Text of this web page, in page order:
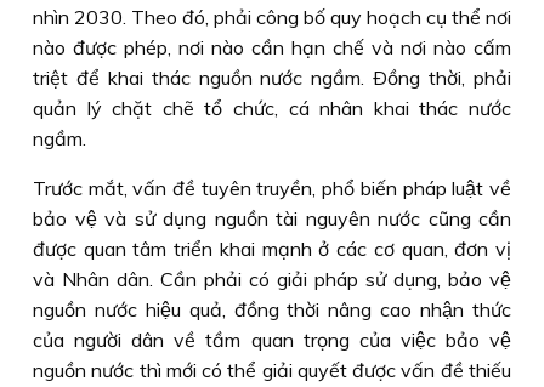
nhìn 2030. Theo đó, phải công bố quy hoạch cụ thể nơi
nào được phép, nơi nào cần hạn chế và nơi nào cấm
triệt để khai thác nguồn nước ngầm. Ðồng thời, phải
quản lý chặt chẽ tổ chức, cá nhân khai thác nước
ngầm.
Trước mắt, vấn đề tuyên truyền, phổ biến pháp luật về
bảo vệ và sử dụng nguồn tài nguyên nước cũng cần
được quan tâm triển khai mạnh ở các cơ quan, đơn vị
và Nhân dân. Cần phải có giải pháp sử dụng, bảo vệ
nguồn nước hiệu quả, đồng thời nâng cao nhận thức
của người dân về tầm quan trọng của việc bảo vệ
nguồn nước thì mới có thể giải quyết được vấn đề thiếu